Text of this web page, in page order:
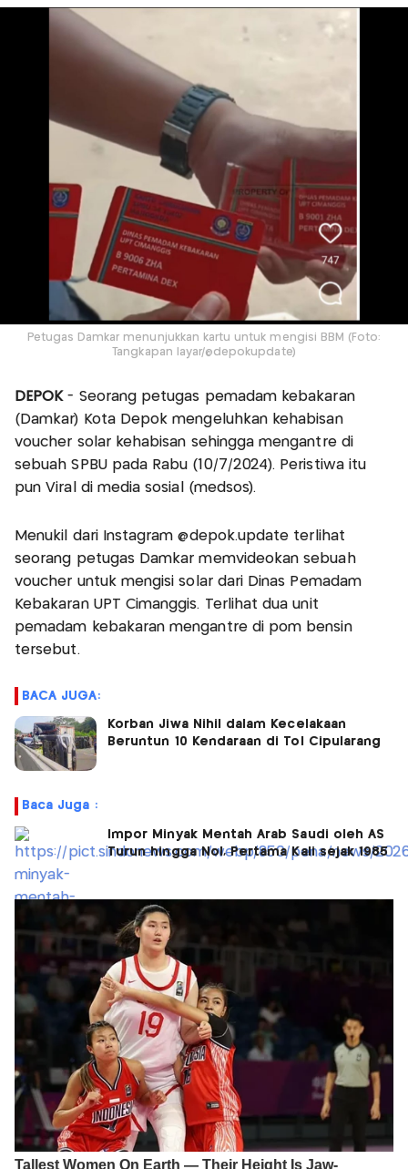
Petugas Damkar menunjukkan kartu untuk mengisi BBM (Foto:
Tangkapan layar/@depokupdate)
DEPOK- Seorang petugas pemadam kebakaran
(Damkar) Kota Depok mengeluhkan kehabisan
voucher solar kehabisan sehingga mengantre di
sebuah SPBU pada Rabu (10/7/2024). Peristiwa itu
pun Viral di media sosial (medsos).
Menukil dari Instagram @depok.update terlihat
seorang petugas Damkar memvideokan sebuah
voucher untuk mengisi solar dari Dinas Pemadam
Kebakaran UPT Cimanggis. Terlihat dua unit
pemadam kebakaran mengantre di pom bensin
tersebut.
BACA JUGA:
Korban Jiwa Nihil dalam Kecelakaan
Beruntun 10 Kendaraan di Tol Cipularang
Baca Juga :
Impor Minyak Mentah Arab Saudi oleh AS
Turun hingga Nol, Pertama Kali sejak 1985